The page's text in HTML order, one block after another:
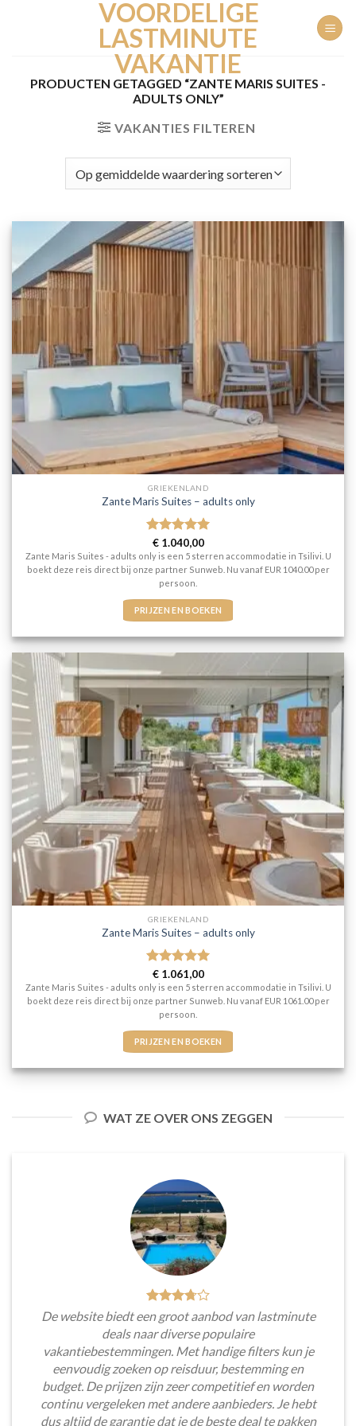
VOORDELIGE
LASTMINUTE
VAKANTIE
PRODUCTEN GETAGGED “ZANTE MARIS SUITES -
ADULTS ONLY”
VAKANTIES FILTEREN
GRIEKENLAND
Zante Maris Suites – adults only
Gewaardeerd
5uit 5
€1.040,00
Zante Maris Suites - adults only is een 5 sterren accommodatie in Tsilivi. U
boekt deze reis direct bij onze partner Sunweb. Nu vanaf EUR 1040.00 per
persoon.
PRIJZEN EN BOEKEN
GRIEKENLAND
Zante Maris Suites – adults only
Gewaardeerd
5uit 5
€1.061,00
Zante Maris Suites - adults only is een 5 sterren accommodatie in Tsilivi. U
boekt deze reis direct bij onze partner Sunweb. Nu vanaf EUR 1061.00 per
persoon.
PRIJZEN EN BOEKEN
WAT ZE OVER ONS ZEGGEN
De website biedt een groot aanbod van lastminute
deals naar diverse populaire
vakantiebestemmingen. Met handige filters kun je
eenvoudig zoeken op reisduur, bestemming en
budget. De prijzen zijn zeer competitief en worden
continu vergeleken met andere aanbieders. Je hebt
dus altijd de garantie dat je de beste deal te pakken